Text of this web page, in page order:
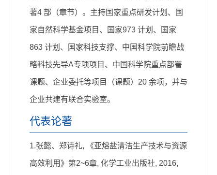
著4 部（章节）。主持国家重点研发计划、国
家自然科学基金项目、国家973 计划、国家
863 计划、国家科技支撑、中国科学院前瞻战
略科技先导A专项项目、中国科学院重点部署
课题、企业委托等项目（课题）20 余项，并与
企业共建有联合实验室。
代表论著
1.张懿、郑诗礼, 《亚熔盐清洁生产技术与资源
高效利用》第2~6章, 化学工业出版社, 2016,